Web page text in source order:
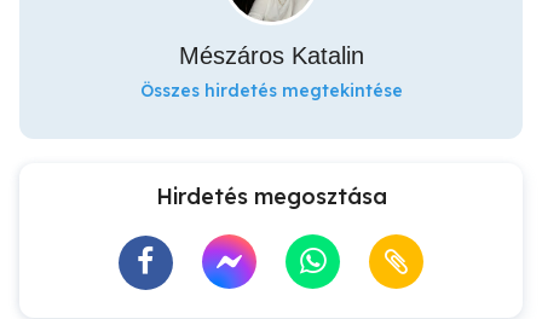
Mészáros Katalin
Összes hirdetés megtekintése
Hirdetés megosztása